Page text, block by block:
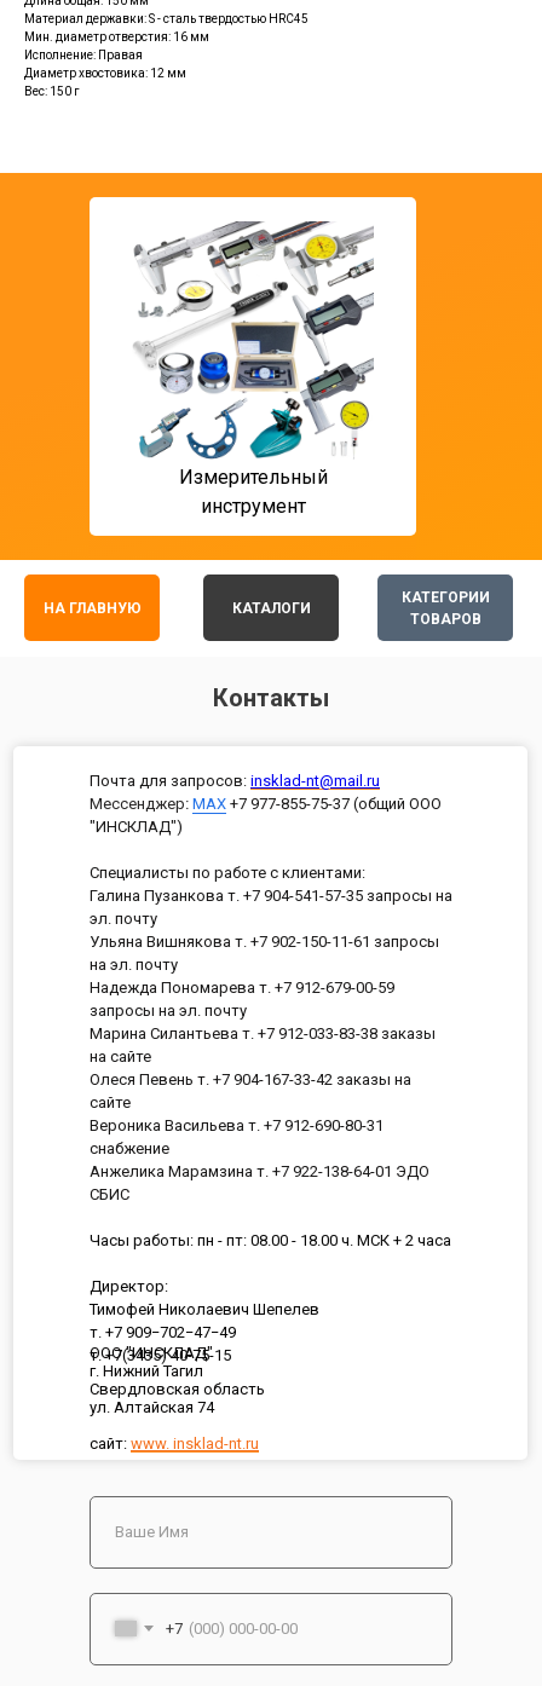
Материал державки: S - сталь твердостью HRC45
Мин. диаметр отверстия: 16 мм
Исполнение: Правая
Диаметр хвостовика: 12 мм
Вес: 150 г
Измерительный
инструмент
КАТЕГОРИИ
ТОВАРОВ
НА ГЛАВНУЮ КАТАЛОГИ
Контакты
ООО "ИНСКЛАД"
г. Нижний Тагил
Свердловская область
ул. Алтайская 74
сайт: www. insklad-nt.ru
Почта для запросов: insklad-nt@mail.ru
Мессенджер: MAX +7 977-855-75-37 (общий ООО
"ИНСКЛАД")
Специалисты по работе с клиентами:
Галина Пузанкова т. +7 904-541-57-35 запросы на
эл. почту
Ульяна Вишнякова т. +7 902-150-11-61 запросы
на эл. почту
Надежда Пономарева т. +7 912-679-00-59
запросы на эл. почту
Марина Силантьева т. +7 912-033-83-38 заказы
на сайте
Олеся Певень т. +7 904-167-33-42 заказы на
сайте
Вероника Васильева т. +7 912-690-80-31
снабжение
Анжелика Марамзина т. +7 922-138-64-01 ЭДО
СБИС
Часы работы: пн - пт: 08.00 - 18.00 ч. МСК + 2 часа
Директор:
Тимофей Николаевич Шепелев
т. +7 909−702−47−49
т. +7(3435) 40-75-15
+7